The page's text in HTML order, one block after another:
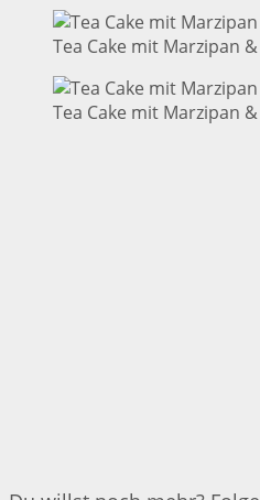
Tea Cake mit Marzipan
Tea Cake mit Marzipan